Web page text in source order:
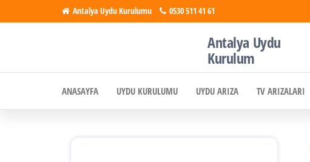
Antalya Uydu Kurulumu 0530 511 41 61
Uydu
Kurulumu
Kurulumu
Antalya Uydu
Kurulum
ANASAYFA UYDU KURULUMU UYDU ARIZA TV ARIZALARI